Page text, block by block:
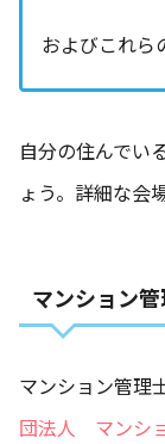
およびこれら
自分の住んでい
ょう。詳細な会
マンション
マンション管理
団法人 マンシ